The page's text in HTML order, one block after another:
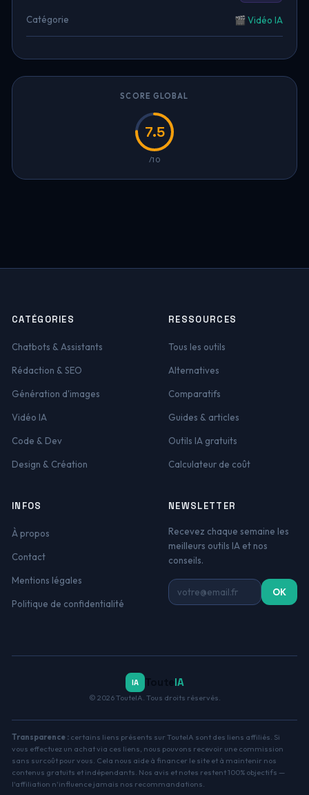
Catégorie 🎬 Vidéo IA
SCORE GLOBAL
7.5
/10
CATÉGORIES
Chatbots & Assistants
Rédaction & SEO
Génération d'images
Vidéo IA
Code & Dev
Design & Création
RESSOURCES
Tous les outils
Alternatives
Comparatifs
Guides & articles
Outils IA gratuits
Calculateur de coût
INFOS
À propos
Contact
Mentions légales
Politique de confidentialité
NEWSLETTER
Recevez chaque semaine les
meilleurs outils IA et nos
conseils.
Adresse email OK
IA Toute IA
© 2026 TouteIA. Tous droits réservés.
Transparence :certains liens présents sur TouteIA sont des liens affiliés. Si
vous effectuez un achat via ces liens, nous pouvons recevoir une commission
sans surcoût pour vous. Cela nous aide à financer le site et à maintenir nos
contenus gratuits et indépendants. Nos avis et notes restent 100% objectifs —
l'affiliation n'influence jamais nos recommandations.